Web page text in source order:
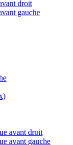
droit
gauche
avant droit
avant gauche